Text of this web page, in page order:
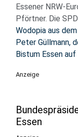
Essener NRW-
Pförtner. Die
Wodopia aus
Peter Güllmann,
Bistum Essen
Anzeige
Essen